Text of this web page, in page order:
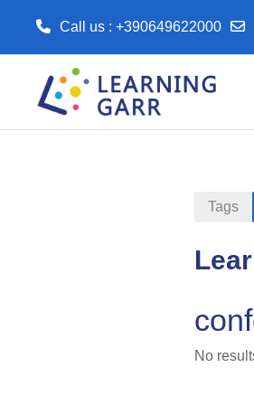
Call us : +390649622000
Tags
No